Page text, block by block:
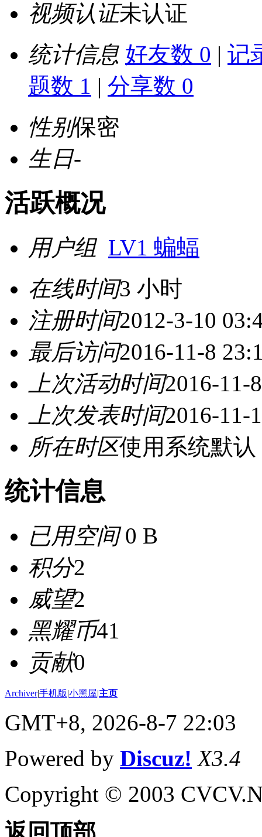
视频认证未认证
统计信息 好友数 0 | 记
题数 1 | 分享数 0
性别保密
生日-
活跃概况
用户组 LV1 蝙蝠
在线时间3 小时
注册时间2012-3-10
最后访问2016-11-8
上次活动时间2016-11-
上次发表时间2016-11-
所在时区使用系统默认
统计信息
已用空间0 B
积分2
威望2
黑耀币41
贡献0
Archiver|手机版|小黑屋|主页
GMT+8, 2026-8-7 22:03
Powered by Discuz! X3.4
Copyright © 2003